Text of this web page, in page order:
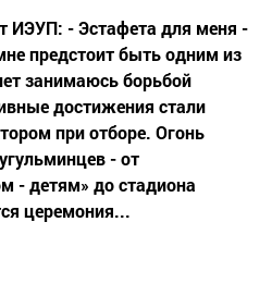
- Эстафета для меня -
предстоит быть одним из
занимаюсь борьбой
достижения стали
при отборе. Огонь
- от
- детям» до стадиона
церемония...